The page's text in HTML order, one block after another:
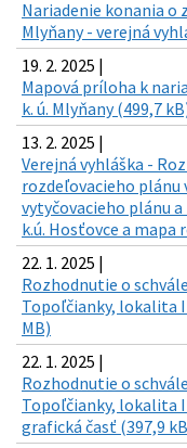
Nariadenie konania o
Mlyňany - verejná
19. 2. 2025 |
Mapová príloha k
k. ú. Mlyňany (499,7
13. 2. 2025 |
Verejná vyhláška -
rozdeľovacieho plánu
vytyčovacieho plánu
k.ú. Hosťovce a mapa
22. 1. 2025 |
Rozhodnutie o
Topoľčianky, lokalita
MB)
22. 1. 2025 |
Rozhodnutie o
Topoľčianky, lokalita
grafická časť (397,9